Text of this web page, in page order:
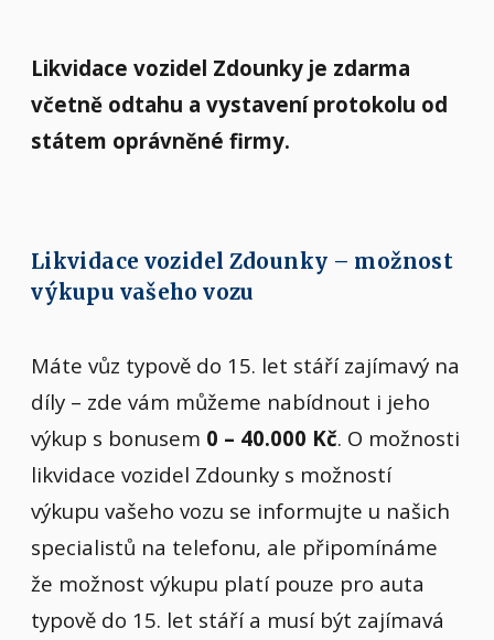
Likvidace vozidel Zdounky je zdarma
včetně odtahu a vystavení protokolu od
státem oprávněné firmy.
Likvidace vozidel Zdounky – možnost
výkupu vašeho vozu
Máte vůz typově do 15. let stáří zajímavý na
díly – zde vám můžeme nabídnout i jeho
výkup s bonusem 0 – 40.000 Kč. O možnosti
likvidace vozidel Zdounky s možností
výkupu vašeho vozu se informujte u našich
specialistů na telefonu, ale připomínáme
že možnost výkupu platí pouze pro auta
typově do 15. let stáří a musí být zajímavá